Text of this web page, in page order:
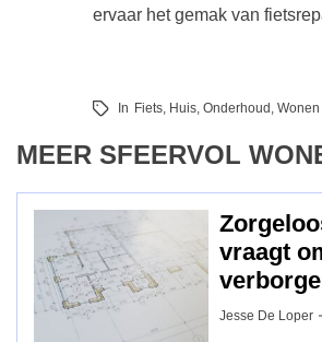
ervaar het gemak van
In Fiets, Huis, Onderhoud , Wonen
MEER SFEERVOL
vraagt
Jesse De Loper